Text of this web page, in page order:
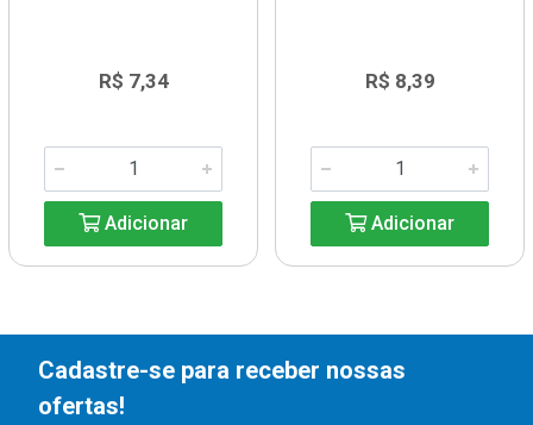
R$ 7,34
Adicionar
R$ 8,39
Adicionar
Cadastre-se para receber nossas
ofertas!